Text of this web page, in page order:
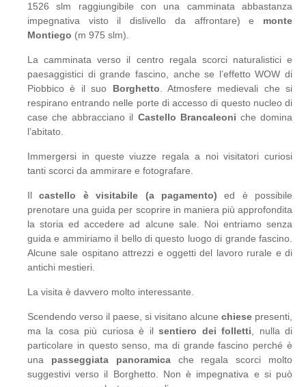
1526 slm raggiungibile con una camminata abbastanza
impegnativa visto il dislivello da affrontare) e monte
Montiego (m 975 slm).
La camminata verso il centro regala scorci naturalistici e
paesaggistici di grande fascino, anche se l’effetto WOW di
Piobbico è il suo Borghetto. Atmosfere medievali che si
respirano entrando nelle porte di accesso di questo nucleo di
case che abbracciano il Castello Brancaleoni che domina
l’abitato.
Immergersi in queste viuzze regala a noi visitatori curiosi
tanti scorci da ammirare e fotografare.
Ilcastello è visitabile (a pagamento)ed è possibile
prenotare una guida per scoprire in maniera più approfondita
la storia ed accedere ad alcune sale. Noi entriamo senza
guida e ammiriamo il bello di questo luogo di grande fascino.
Alcune sale ospitano attrezzi e oggetti del lavoro rurale e di
antichi mestieri.
La visita è davvero molto interessante.
Scendendo verso il paese, si visitano alcune chiese presenti,
ma la cosa più curiosa è ilsentiero dei folletti, nulla di
particolare in questo senso, ma di grande fascino perché è
una passeggiata panoramicache regala scorci molto
suggestivi verso il Borghetto. Non è impegnativa e si può